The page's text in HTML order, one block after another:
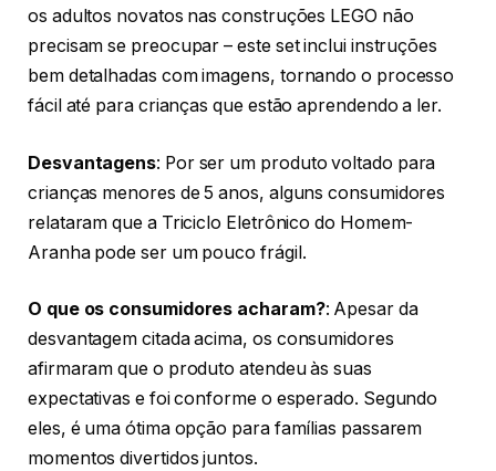
os adultos novatos nas construções LEGO não
precisam se preocupar – este set inclui instruções
bem detalhadas com imagens, tornando o processo
fácil até para crianças que estão aprendendo a ler.
Desvantagens: Por ser um produto voltado para
crianças menores de 5 anos, alguns consumidores
relataram que a Triciclo Eletrônico do Homem-
Aranha pode ser um pouco frágil.
O que os consumidores acharam?: Apesar da
desvantagem citada acima, os consumidores
afirmaram que o produto atendeu às suas
expectativas e foi conforme o esperado. Segundo
eles, é uma ótima opção para famílias passarem
momentos divertidos juntos.